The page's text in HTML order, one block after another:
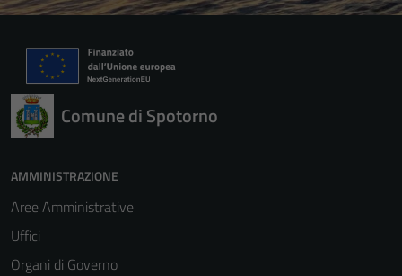
Comune di Spotorno
AMMINISTRAZIONE
Aree Amministrative
Uffici
Organi di Governo